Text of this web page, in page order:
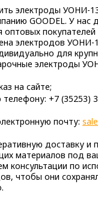
электроды УОНИ-
GOODEL. У нас
оптовых
электродов УОНИ-
для
электроды
на сайте;
+7 (35253)
почту:
доставку и
материалов под
консультации по
чтобы они